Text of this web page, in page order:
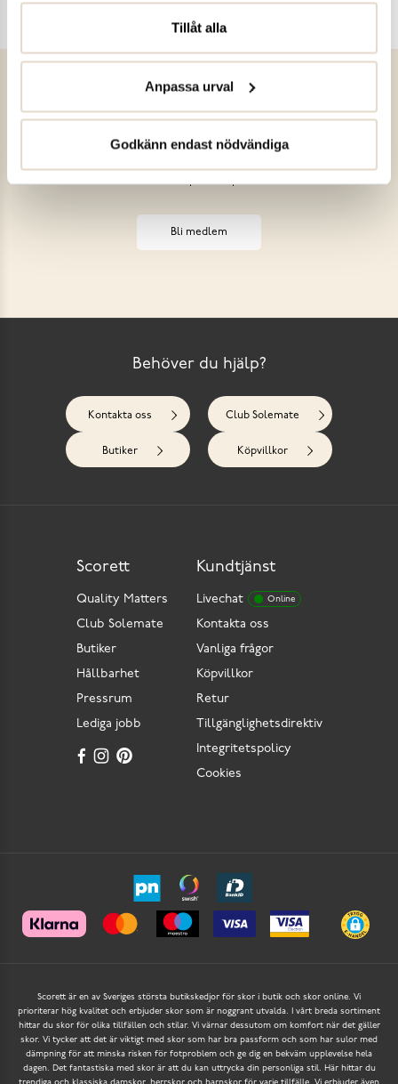
Tillåt alla
Anpassa urval
Godkänn endast nödvändiga
Bli vår solemate!
Som medlem i Club Solemate håller du dig uppdaterad med de
senaste nyheterna, får tillgång till exklusiva kampanjer och
bonuspoäng på allt du handlar. Som välkomstgåva ger vi dig10%
Bli medlem
Behöver du hjälp?
Kontakta oss Club Solemate
Butiker Köpvillkor
Kundtjänst
Livechat Online
Kontakta oss
Vanliga frågor
Köpvillkor
Retur
Tillgänglighetsdirektiv
Integritetspolicy
Cookies
Scorett
Quality Matters
Club Solemate
Butiker
Hållbarhet
Pressrum
Lediga jobb
Scorett är en av Sveriges största butikskedjor för skor i butik och skor online. Vi
prioriterar hög kvalitet och erbjuder skor som är noggrant utvalda. I vårt breda sortiment
hittar du skor för olika tillfällen och stilar. Vi värnar dessutom om komfort när det gäller
skor. Vi tycker att det är viktigt med skor som har bra passform och som har sulor med
dämpning för att minska risken för fotproblem och ge dig en bekväm upplevelse hela
dagen. Det fantastiska med skor är att du kan uttrycka din personliga stil. Här hittar du